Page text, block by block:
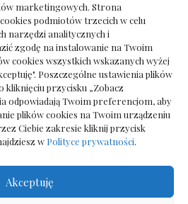
marketingowych. Strona
podmiotów trzecich w celu
narzędzi analitycznych i
zgodę na instalowanie na Twoim
cookies wszystkich wskazanych wyżej
Poszczególne ustawienia plików
kliknięciu przycisku „Zobacz
odpowiadają Twoim preferencjom, aby
plików cookies na Twoim urządzeniu
Ciebie zakresie kliknij przycisk
w Polityce prywatności.
Akceptuję